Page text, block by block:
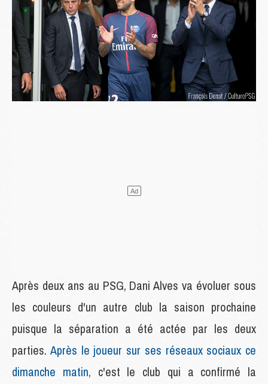
Après deux ans au PSG, Dani Alves va évoluer sous
les couleurs d'un autre club la saison prochaine
puisque la séparation a été actée par les deux
parties. Après le joueur sur ses réseaux sociaux ce
dimanche matin, c'est le club qui a confirmé la